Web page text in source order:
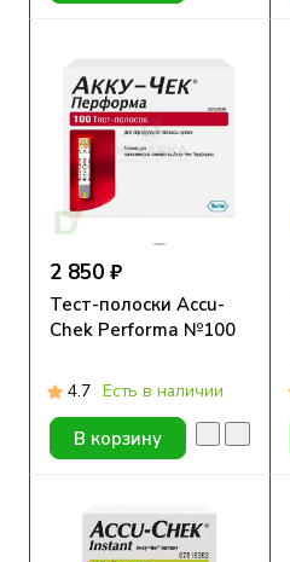
2 850 ₽
Тест-полоски Accu-
Chek Performa №100
4.7 Есть в наличии
В корзину